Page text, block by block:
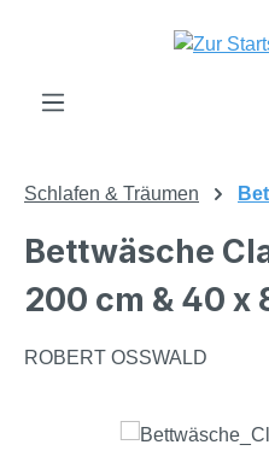
Zum Hauptinhalt springen
Schlafen & Träumen
Bettwäsche
200 cm & 40 x
ROBERT OSSWALD
Bildergalerie überspringen